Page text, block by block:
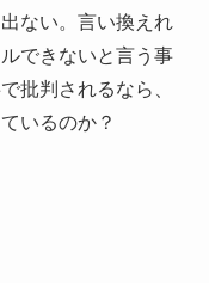
ない。言い換えれ
できないと言う事
批判されるなら、
いるのか？